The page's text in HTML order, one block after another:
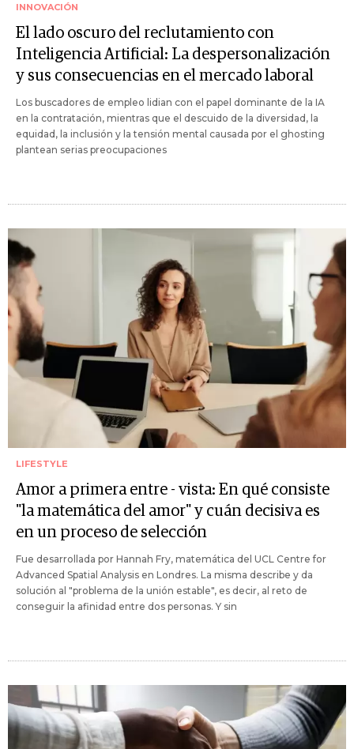
INNOVACIÓN
El lado oscuro del reclutamiento con
Inteligencia Artificial: La despersonalización
y sus consecuencias en el mercado laboral
Los buscadores de empleo lidian con el papel dominante de la IA
en la contratación, mientras que el descuido de la diversidad, la
equidad, la inclusión y la tensión mental causada por el ghosting
plantean serias preocupaciones
LIFESTYLE
Amor a primera entre - vista: En qué consiste
"la matemática del amor" y cuán decisiva es
en un proceso de selección
Fue desarrollada por Hannah Fry, matemática del UCL Centre for
Advanced Spatial Analysis en Londres. La misma describe y da
solución al "problema de la unión estable", es decir, al reto de
conseguir la afinidad entre dos personas. Y sin